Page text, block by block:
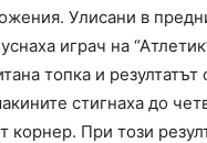
Улисани в
играч на
топка и резултатът
стигнаха до
корнер. При този